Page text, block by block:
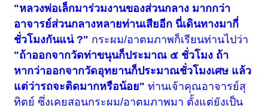
"หลวงพ่อเล็กมาร่วมงานของส่วนกลาง มากกว่า
อาจารย์ส่วนกลางหลายท่านเสียอีก นี่เดินทางมากี่
ชั่วโมงกันแน่ ?" กระผม/อาตมภาพก็เรียนท่านไปว่า
"ถ้าออกจากวัดท่าขนุนก็ประมาณ ๕ ชั่วโมง ถ้า
หากว่าออกจากวัดอุทยานก็ประมาณชั่วโมงเศษ แล้ว
แต่ว่ารถจะติดมากหรือน้อย" ท่านเจ้าคุณอาจารย์สุ
ทิตย์ ซึ่งเคยสอนกระผม/อาตมภาพมา ตั้งแต่ยังเป็น